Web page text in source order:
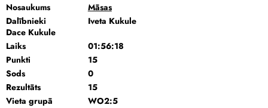
Nosaukums
Māsas
Dalībnieki
Iveta Kukule
Dace Kukule
Laiks
01:56:18
Punkti
15
Sods
0
Rezultāts
15
Vieta grupā
WO2:5